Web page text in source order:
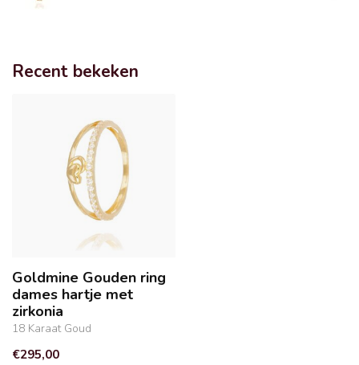
Recent bekeken
Goldmine Gouden ring
dames hartje met
zirkonia
18 Karaat Goud
€295,00